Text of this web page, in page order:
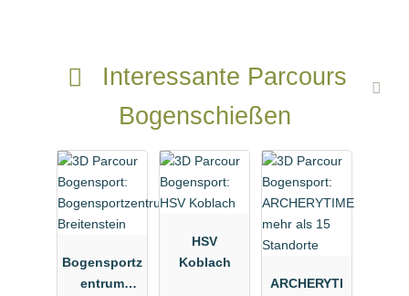
Interessante Parcours
Bogenschießen
Bogensportz
entrum
HSV
Koblach
ARCHERYTI